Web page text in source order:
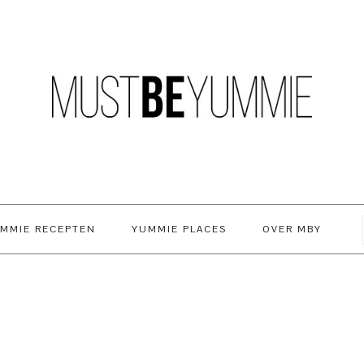
RECEPTEN YUMMIE PLACES OVER MBY